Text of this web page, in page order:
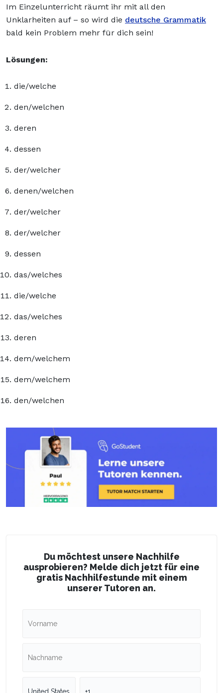
Im Einzelunterricht räumt ihr mit all den
Unklarheiten auf – so wird die deutsche Grammatik
bald kein Problem mehr für dich sein!
Lösungen:
die/welche
den/welchen
deren
dessen
der/welcher
denen/welchen
der/welcher
der/welcher
dessen
das/welches
die/welche
das/welches
deren
dem/welchem
dem/welchem
den/welchen
Du möchtest unsere Nachhilfe
ausprobieren? Melde dich jetzt für eine
gratis Nachhilfestunde mit einem
unserer Tutoren an.